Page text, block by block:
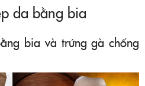
da bằng bia
bia và trứng gà chống